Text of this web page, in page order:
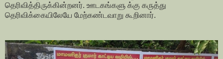
தெரிவித்திருக்கின்றனர். ஊடகங்களு க்கு கருத்து
தெரிவிக்கையிலேயே மேற்கண்டவாறு கூறினார்.